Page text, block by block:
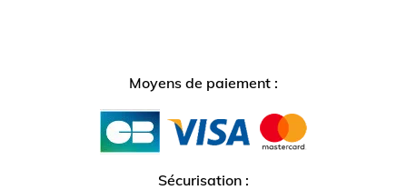
Moyens de paiement :
Sécurisation :